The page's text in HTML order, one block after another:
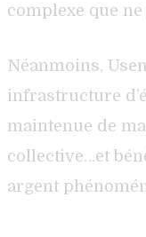
complexe que ne
Néanmoins,
infrastructure
maintenue de
collective…et
argent